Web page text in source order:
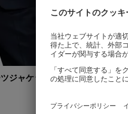
BOSS ONE スリムフィット スーツジャケット バージンウールサージ